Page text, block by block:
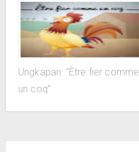
Ungkapan: “Être fier comme
un coq”